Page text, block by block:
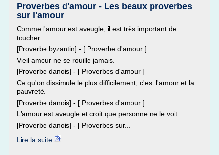
Proverbes d'amour - Les beaux proverbes
sur l'amour
Comme l'amour est aveugle, il est très important de
toucher.
[Proverbe byzantin] - [ Proverbe d'amour ]
Vieil amour ne se rouille jamais.
[Proverbe danois] - [ Proverbes d'amour ]
Ce qu'on dissimule le plus difficilement, c'est l'amour et la
pauvreté.
[Proverbe danois] - [ Proverbes d'amour ]
L'amour est aveugle et croit que personne ne le voit.
[Proverbe danois] - [ Proverbes sur...
Lire la suite